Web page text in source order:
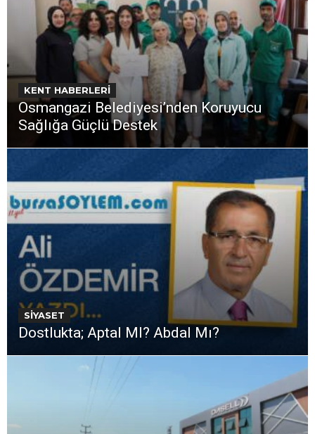
KENT HABERLERİ
Osmangazi Belediyesi’nden Koruyucu
Sağlığa Güçlü Destek
SİYASET
Dostlukta; Aptal MI? Abdal Mı?